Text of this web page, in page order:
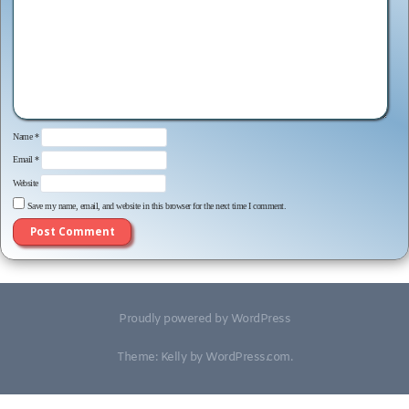
Name*
Email*
Website
Save my name, email, and website in this browser for the next time I comment.
Proudly powered by WordPress
Theme: Kelly by WordPress.com.